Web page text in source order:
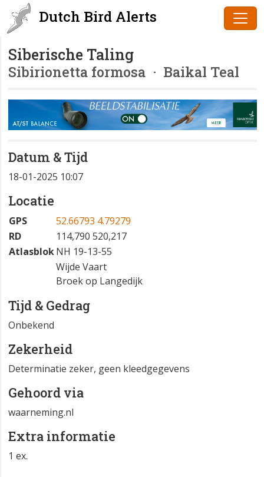
Dutch Bird Alerts
Siberische Taling
Sibirionetta formosa · Baikal Teal
Datum & Tijd
18-01-2025 10:07
Locatie
GPS
52.66793 4.79279
RD
114,790 520,217
AtlasblokNH 19-13-55
Wijde Vaart
Broek op Langedijk
Tijd & Gedrag
Onbekend
Zekerheid
Determinatie zeker, geen kleedgegevens
Gehoord via
waarneming.nl
Extra informatie
1 ex.